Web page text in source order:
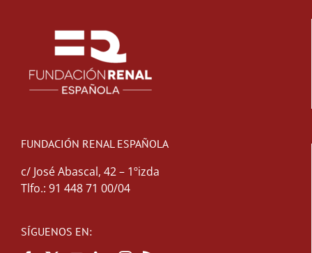
FUNDACIÓN RENAL ESPAÑOLA
c/ José Abascal, 42 – 1ºizda
Tlfo.: 91 448 71 00/04
SÍGUENOS EN: